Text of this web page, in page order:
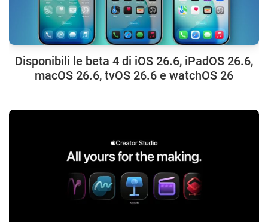
Disponibili le beta 4 di iOS 26.6, iPadOS 26.6,
macOS 26.6, tvOS 26.6 e watchOS 26